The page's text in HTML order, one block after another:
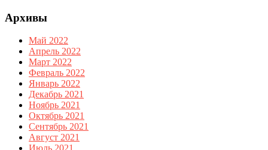
Архивы
Май 2022
Апрель 2022
Март 2022
Февраль 2022
Январь 2022
Декабрь 2021
Ноябрь 2021
Октябрь 2021
Сентябрь 2021
Август 2021